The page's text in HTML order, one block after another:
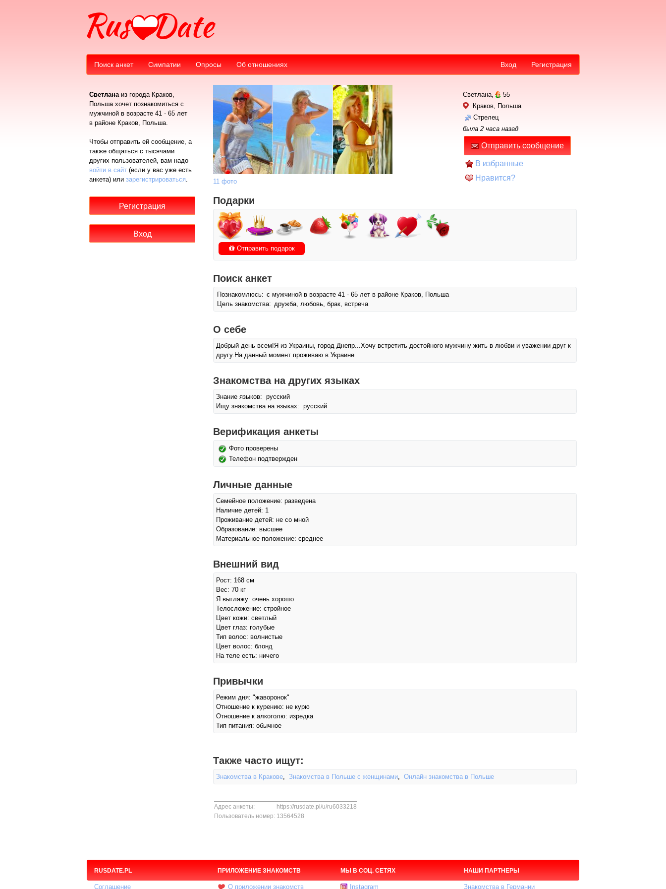
Поиск анкет Симпатии Опросы Об отношениях Регистрация
Вход
Светланаиз города Краков,
Польша хочет познакомиться с
мужчиной в возрасте 41 - 65 лет
в районе Краков, Польша.
Чтобы отправить ей сообщение, а
также общаться с тысячами
других пользователей, вам надо
войти в сайт (если у вас уже есть
анкета) или зарегистрироваться. 11 фото
Светлана,
55
Краков, Польша
Стрелец
была 2 часа назад
Отправить сообщение
В избранные
Нравится?
Подарки
Отправить подарок
Поиск анкет
Познакомлюсь: с мужчиной в возрасте 41 - 65 лет в районе Краков, Польша
Цель знакомства: дружба, любовь, брак, встреча
О себе
Добрый день всем!Я из Украины, город Днепр...Хочу встретить достойного мужчину жить в любви и уважении друг к
другу.На данный момент проживаю в Украине
Знакомства на других языках
Знание языков: русский
Ищу знакомства на языках: русский
Верификация анкеты
Фото проверены
Телефон подтвержден
Личные данные
Семейное положение: разведена
Наличие детей: 1
Проживание детей: не со мной
Образование: высшее
Материальное положение: среднее
Внешний вид
Рост: 168 см
Вес: 70 кг
Я выгляжу: очень хорошо
Телосложение: стройное
Цвет кожи: светлый
Цвет глаз: голубые
Тип волос: волнистые
Цвет волос: блонд
На теле есть: ничего
Привычки
Режим дня: "жаворонок"
Отношение к курению: не курю
Отношение к алкоголю: изредка
Тип питания: обычное
Также часто ищут:
Знакомства в Кракове, Знакомства в Польше с женщинами, Онлайн знакомства в Польше
Адрес анкеты:
https://rusdate.pl/u/ru6033218
Пользователь номер: 13564528
RUSDATE.PL ПРИЛОЖЕНИЕ ЗНАКОМСТВ МЫ В СОЦ. СЕТЯХ НАШИ ПАРТНЕРЫ
Соглашение О приложении знакомств Instagram Знакомства в Германии